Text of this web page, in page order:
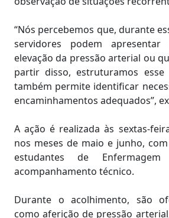
“Nós percebemos que, durante
servidores podem apresentar
elevação da pressão arterial ou
partir disso, estruturamos esse
também permite identificar
encaminhamentos adequados”,
A ação é realizada às sextas-
nos meses de maio e junho,
estudantes de
acompanhamento técnico.
Durante o acolhimento, são
como aferição de pressão